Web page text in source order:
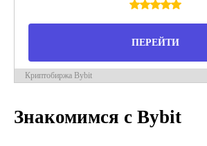
ПЕРЕЙТИ
Криптобиржа Bybit
Знакомимся с Bybit